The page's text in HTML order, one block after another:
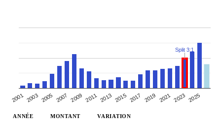
2001 2003 2005 2007 2009 2011 2013 2015 2017 2019 2021 2023 2025
Split 3:1
ANNÉE MONTANT VARIATION